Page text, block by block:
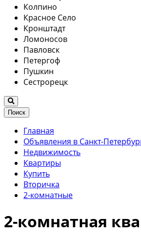
Колпино
Красное Село
Кронштадт
Ломоносов
Павловск
Петергоф
Пушкин
Сестрорецк
Поиск
Главная
Объявления в Санкт-
Недвижимость
Квартиры
Купить
Вторичка
2-комнатные
2-комнатная